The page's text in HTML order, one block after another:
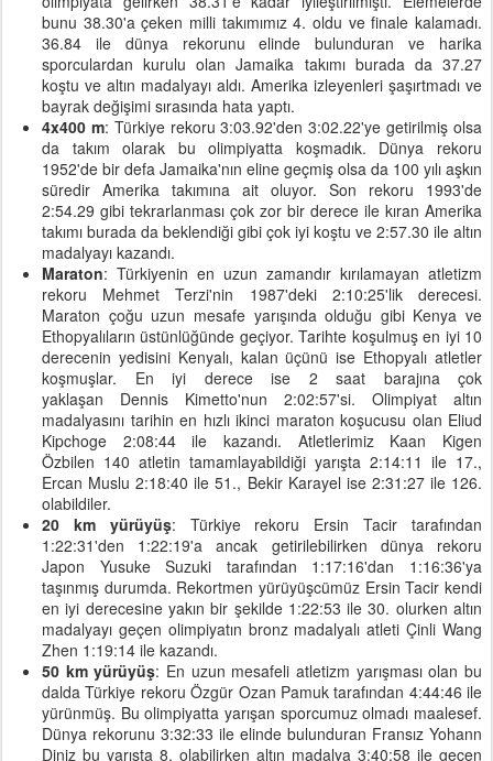
bunu 38.30'a çeken milli takımımız 4. oldu ve finale kalamadı.
36.84 ile dünya rekorunu elinde bulunduran ve harika
sporculardan kurulu olan Jamaika takımı burada da 37.27
koştu ve altın madalyayı aldı. Amerika izleyenleri şaşırtmadı ve
bayrak değişimi sırasında hata yaptı.
4x400 m: Türkiye rekoru 3:03.92'den 3:02.22'ye getirilmiş olsa
da takım olarak bu olimpiyatta koşmadık. Dünya rekoru
1952'de bir defa Jamaika'nın eline geçmiş olsa da 100 yılı aşkın
süredir Amerika takımına ait oluyor. Son rekoru 1993'de
2:54.29 gibi tekrarlanması çok zor bir derece ile kıran Amerika
takımı burada da beklendiği gibi çok iyi koştu ve 2:57.30 ile altın
madalyayı kazandı.
Maraton: Türkiyenin en uzun zamandır kırılamayan atletizm
rekoru Mehmet Terzi'nin 1987'deki 2:10:25'lik derecesi.
Maraton çoğu uzun mesafe yarışında olduğu gibi Kenya ve
Ethopyalıların üstünlüğünde geçiyor. Tarihte koşulmuş en iyi 10
derecenin yedisini Kenyalı, kalan üçünü ise Ethopyalı atletler
koşmuşlar. En iyi derece ise 2 saat barajına çok
yaklaşan Dennis Kimetto'nun 2:02:57'si. Olimpiyat altın
madalyasını tarihin en hızlı ikinci maraton koşucusu olan Eliud
Kipchoge 2:08:44 ile kazandı. Atletlerimiz Kaan Kigen
Özbilen 140 atletin tamamlayabildiği yarışta 2:14:11 ile 17.,
Ercan Muslu 2:18:40 ile 51., Bekir Karayel ise 2:31:27 ile 126.
olabildiler.
20 km yürüyüş: Türkiye rekoru Ersin Tacir tarafından
1:22:31'den 1:22:19'a ancak getirilebilirken dünya rekoru
Japon Yusuke Suzuki tarafından 1:17:16'dan 1:16:36'ya
taşınmış durumda. Rekortmen yürüyüşcümüz Ersin Tacir kendi
en iyi derecesine yakın bir şekilde 1:22:53 ile 30. olurken altın
madalyayı geçen olimpiyatın bronz madalyalı atleti Çinli Wang
Zhen 1:19:14 ile kazandı.
50 km yürüyüş: En uzun mesafeli atletizm yarışması olan bu
dalda Türkiye rekoru Özgür Ozan Pamuk tarafından 4:44:46 ile
yürünmüş. Bu olimpiyatta yarışan sporcumuz olmadı maalesef.
Dünya rekorunu 3:32:33 ile elinde bulunduran Fransız Yohann
Diniz bu yarışta 8. olabilirken altın madalya 3:40:58 ile geçen